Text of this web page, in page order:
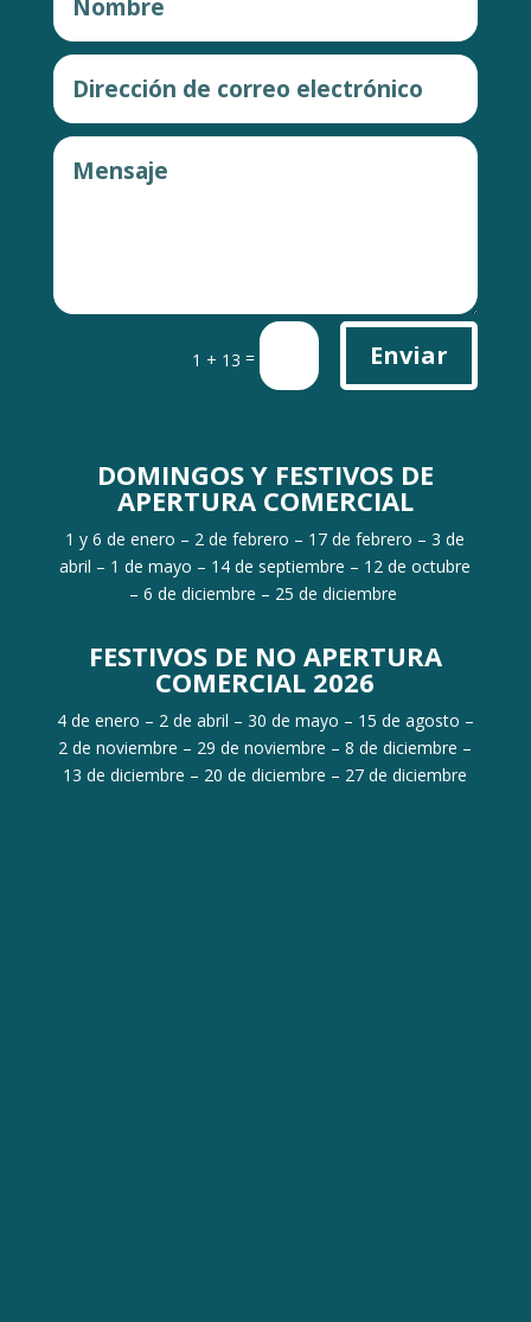
1 + 13 = Enviar
DOMINGOS Y FESTIVOS DE
APERTURA COMERCIAL
1 y 6 de enero – 2 de febrero – 17 de febrero – 3 de
abril – 1 de mayo – 14 de septiembre – 12 de octubre
– 6 de diciembre – 25 de diciembre
FESTIVOS DE NO APERTURA
COMERCIAL 2026
4 de enero – 2 de abril – 30 de mayo – 15 de agosto –
2 de noviembre – 29 de noviembre – 8 de diciembre –
13 de diciembre – 20 de diciembre – 27 de diciembre